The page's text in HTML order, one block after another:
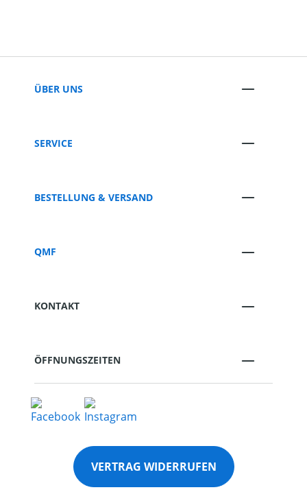
ÜBER UNS
SERVICE
BESTELLUNG & VERSAND
QMF
KONTAKT
ÖFFNUNGSZEITEN
VERTRAG WIDERRUFEN